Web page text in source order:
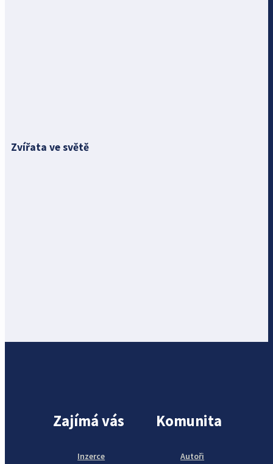
Zvířata ve světě
Zajímá vás
Inzerce
Komunita
Autoři